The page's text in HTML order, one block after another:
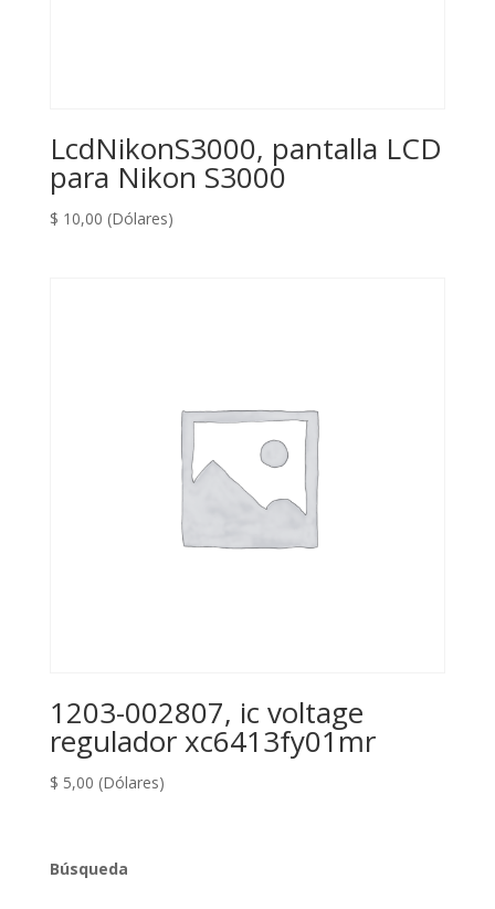
LcdNikonS3000, pantalla LCD
para Nikon S3000
$ 10,00 (Dólares)
1203-002807, ic voltage
regulador xc6413fy01mr
$ 5,00 (Dólares)
Búsqueda